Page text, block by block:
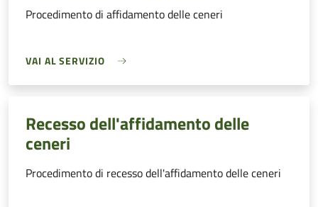
Procedimento di affidamento delle ceneri
VAI AL SERVIZIO
Recesso dell'affidamento delle
ceneri
Procedimento di recesso dell'affidamento delle ceneri